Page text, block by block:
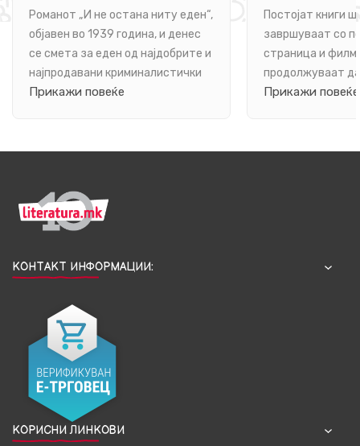
ОСТРОВ, ДЕСЕТ ТАЈНИ И
НИТУ ЕДЕН ИЗЛЕЗ
Романот „И не остана ниту еден“,
објавен во 1939 година, и денес
се смета за еден од најдобрите и
најпродавани криминалистички
романи на сите вре...
Прикажи повеќе
ПОЛИТИКАТА
МОРАЛНИТЕ
Постојат книги
завршуваат со
страница и
продолжуваат
мислите долго
Прикажи повеќе
КОНТАКТ ИНФОРМАЦИИ:
КОРИСНИ ЛИНКОВИ